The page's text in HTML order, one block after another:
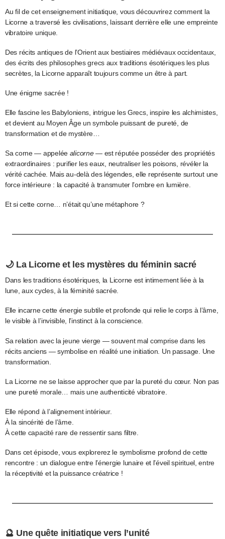
Au fil de cet enseignement initiatique, vous découvrirez comment la
Licorne a traversé les civilisations, laissant derrière elle une empreinte
vibratoire unique.
Des récits antiques de l’Orient aux bestiaires médiévaux occidentaux,
des écrits des philosophes grecs aux traditions ésotériques les plus
secrètes, la Licorne apparaît toujours comme un être à part.
Une énigme sacrée !
Elle fascine les Babyloniens, intrigue les Grecs, inspire les alchimistes,
et devient au Moyen Âge un symbole puissant de pureté, de
transformation et de mystère…
Sa corne — appelée alicorne— est réputée posséder des propriétés
extraordinaires : purifier les eaux, neutraliser les poisons, révéler la
vérité cachée. Mais au-delà des légendes, elle représente surtout une
force intérieure : la capacité à transmuter l’ombre en lumière.
Et si cette corne… n’était qu’une métaphore ?
🌙 La Licorne et les mystères du féminin sacré
Dans les traditions ésotériques, la Licorne est intimement liée à la
lune, aux cycles, à la féminité sacrée.
Elle incarne cette énergie subtile et profonde qui relie le corps à l’âme,
le visible à l’invisible, l’instinct à la conscience.
Sa relation avec la jeune vierge — souvent mal comprise dans les
récits anciens — symbolise en réalité une initiation. Un passage. Une
transformation.
La Licorne ne se laisse approcher que par la pureté du cœur. Non pas
une pureté morale… mais une authenticité vibratoire.
Elle répond à l’alignement intérieur.
À la sincérité de l’âme.
À cette capacité rare de ressentir sans filtre.
Dans cet épisode, vous explorerez le symbolisme profond de cette
rencontre : un dialogue entre l’énergie lunaire et l’éveil spirituel, entre
la réceptivité et la puissance créatrice !
🔮 Une quête initiatique vers l’unité